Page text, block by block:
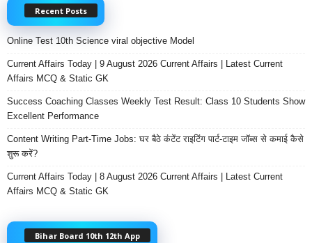
Recent Posts
Online Test 10th Science viral objective Model
Current Affairs Today | 9 August 2026 Current Affairs | Latest Current
Affairs MCQ & Static GK
Success Coaching Classes Weekly Test Result: Class 10 Students Show
Excellent Performance
Content Writing Part-Time Jobs: घर बैठे कंटेंट राइटिंग पार्ट-टाइम जॉब्स से कमाई कैसे
शुरू करें?
Current Affairs Today | 8 August 2026 Current Affairs | Latest Current
Affairs MCQ & Static GK
Bihar Board 10th 12th App